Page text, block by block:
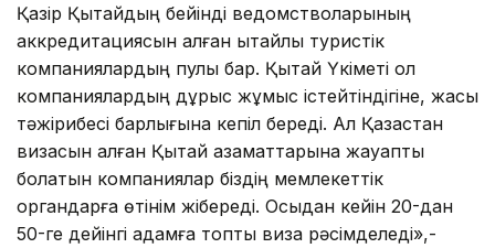
Қазір Қытайдың бейінді ведомстволарының
аккредитациясын алған қытайлық туристік
компаниялардың пулы бар. Қытай Үкіметі ол
компаниялардың дұрыс жұмыс істейтіндігіне, жақсы
тәжірибесі барлығына кепіл береді. Ал Қазақстан
визасын алған Қытай азаматтарына жауапты
болатын компаниялар біздің мемлекеттік
органдарға өтінім жібереді. Осыдан кейін 20-дан
50-ге дейінгі адамға топтық виза рәсімделеді»,-